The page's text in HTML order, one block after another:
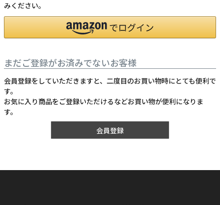
みください。
まだご登録がお済みでないお客様
会員登録をしていただきますと、二度目のお買い物時にとても便利で
す。
お気に入り商品をご登録いただけるなどお買い物が便利になりま
す。
会員登録